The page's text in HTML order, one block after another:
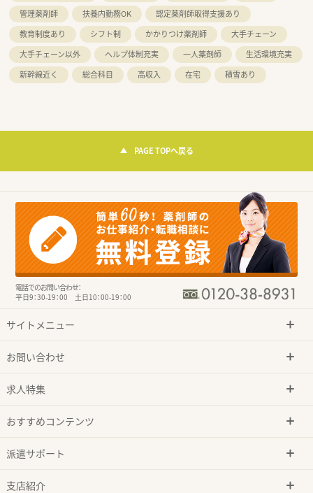
管理薬剤師
扶養内勤務OK
認定薬剤師取得支援あり
教育制度あり
シフト制 かかりつけ薬剤師
大手チェーン
大手チェーン以外
ヘルプ体制充実 一人薬剤師
生活環境充実
新幹線近く
総合科目 高収入 在宅 積雪あり
PAGE TOPへ戻る
電話でのお問い合わせ：
平日9：30-19：00 土日10：00-19：00
サイトメニュー
お問い合わせ
求人特集
おすすめコンテンツ
派遣サポート
支店紹介